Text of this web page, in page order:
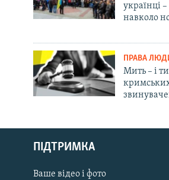
Русский
Qırımtatar
українці
навколо
ПРАВА
Мить – і
ПІДТРИМКА
Ваше відео і фото